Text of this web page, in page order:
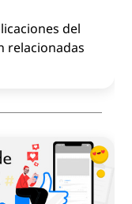
del
relacionadas